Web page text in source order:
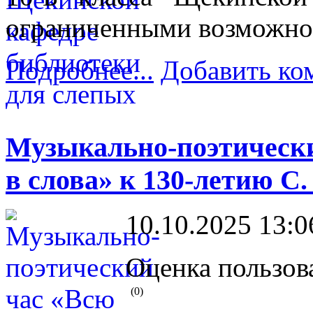
ограниченными
Подробнее... Добавить
Музыкально-
в слова» к 130-летию
10.10.2025
Оценка
(0)